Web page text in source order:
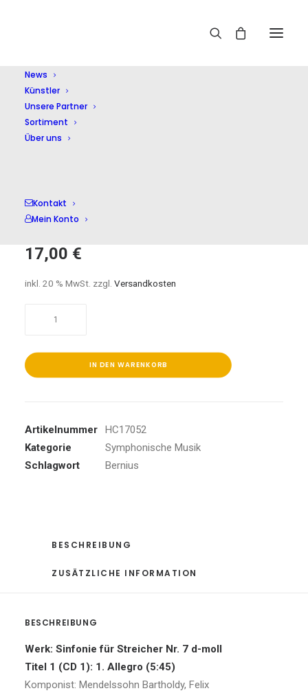
News
Künstler
Unsere Partner
Sortiment
Über uns
Kontakt
Mein Konto
Mendelssohn:
Sinfonien 7,9,12
17,00 €
inkl. 20 % MwSt. zzgl. Versandkosten
Menge
IN DEN WARENKORB
Artikelnummer
HC17052
Kategorie
Symphonische Musik
Schlagwort
Bernius
BESCHREIBUNG
ZUSÄTZLICHE INFORMATION
BESCHREIBUNG
Werk: Sinfonie für Streicher Nr. 7 d-moll
Titel 1 (CD 1): 1. Allegro (5:45)
Komponist: Mendelssohn Bartholdy, Felix